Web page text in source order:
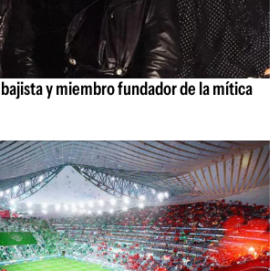
y miembro fundador de la mítica